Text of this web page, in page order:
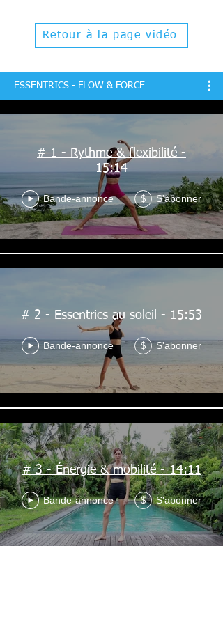
Retour à la page vidéo
ESSENTRICS - FLOW & FORCE
# 1 - Rythme & flexibilité -
15:14
Bande-annonce $ S'abonner
# 2 - Essentrics au soleil - 15:53
Bande-annonce $ S'abonner
# 3 - Énergie & mobilité - 14:11
Bande-annonce $ S'abonner